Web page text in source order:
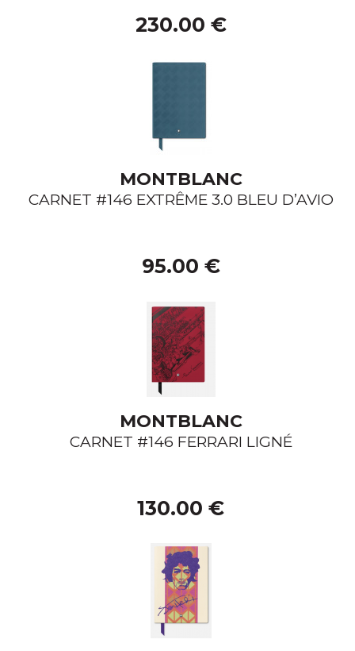
230.00 €
MONTBLANC
CARNET #146 EXTRÊME 3.0 BLEU D’AVIO
95.00 €
MONTBLANC
CARNET #146 FERRARI LIGNÉ
130.00 €